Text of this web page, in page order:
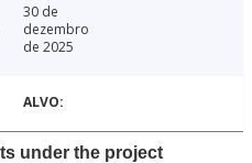
30 de
dezembro
de 2025
under the project